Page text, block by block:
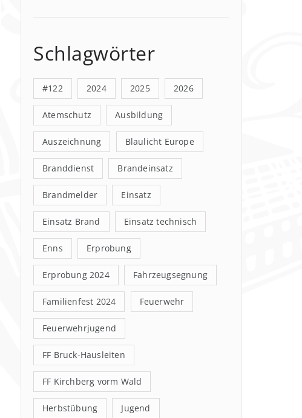
Schlagwörter
#122 2024 2025 2026
Atemschutz Ausbildung
Auszeichnung Blaulicht Europe
Branddienst Brandeinsatz
Brandmelder Einsatz
Einsatz Brand Einsatz technisch
Enns Erprobung
Erprobung 2024 Fahrzeugsegnung
Familienfest 2024 Feuerwehr
Feuerwehrjugend
FF Bruck-Hausleiten
FF Kirchberg vorm Wald
Herbstübung Jugend